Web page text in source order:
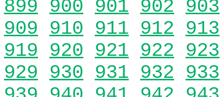
899 900 901 902 903
909 910 911 912 913
919 920 921 922 923
929 930 931 932 933